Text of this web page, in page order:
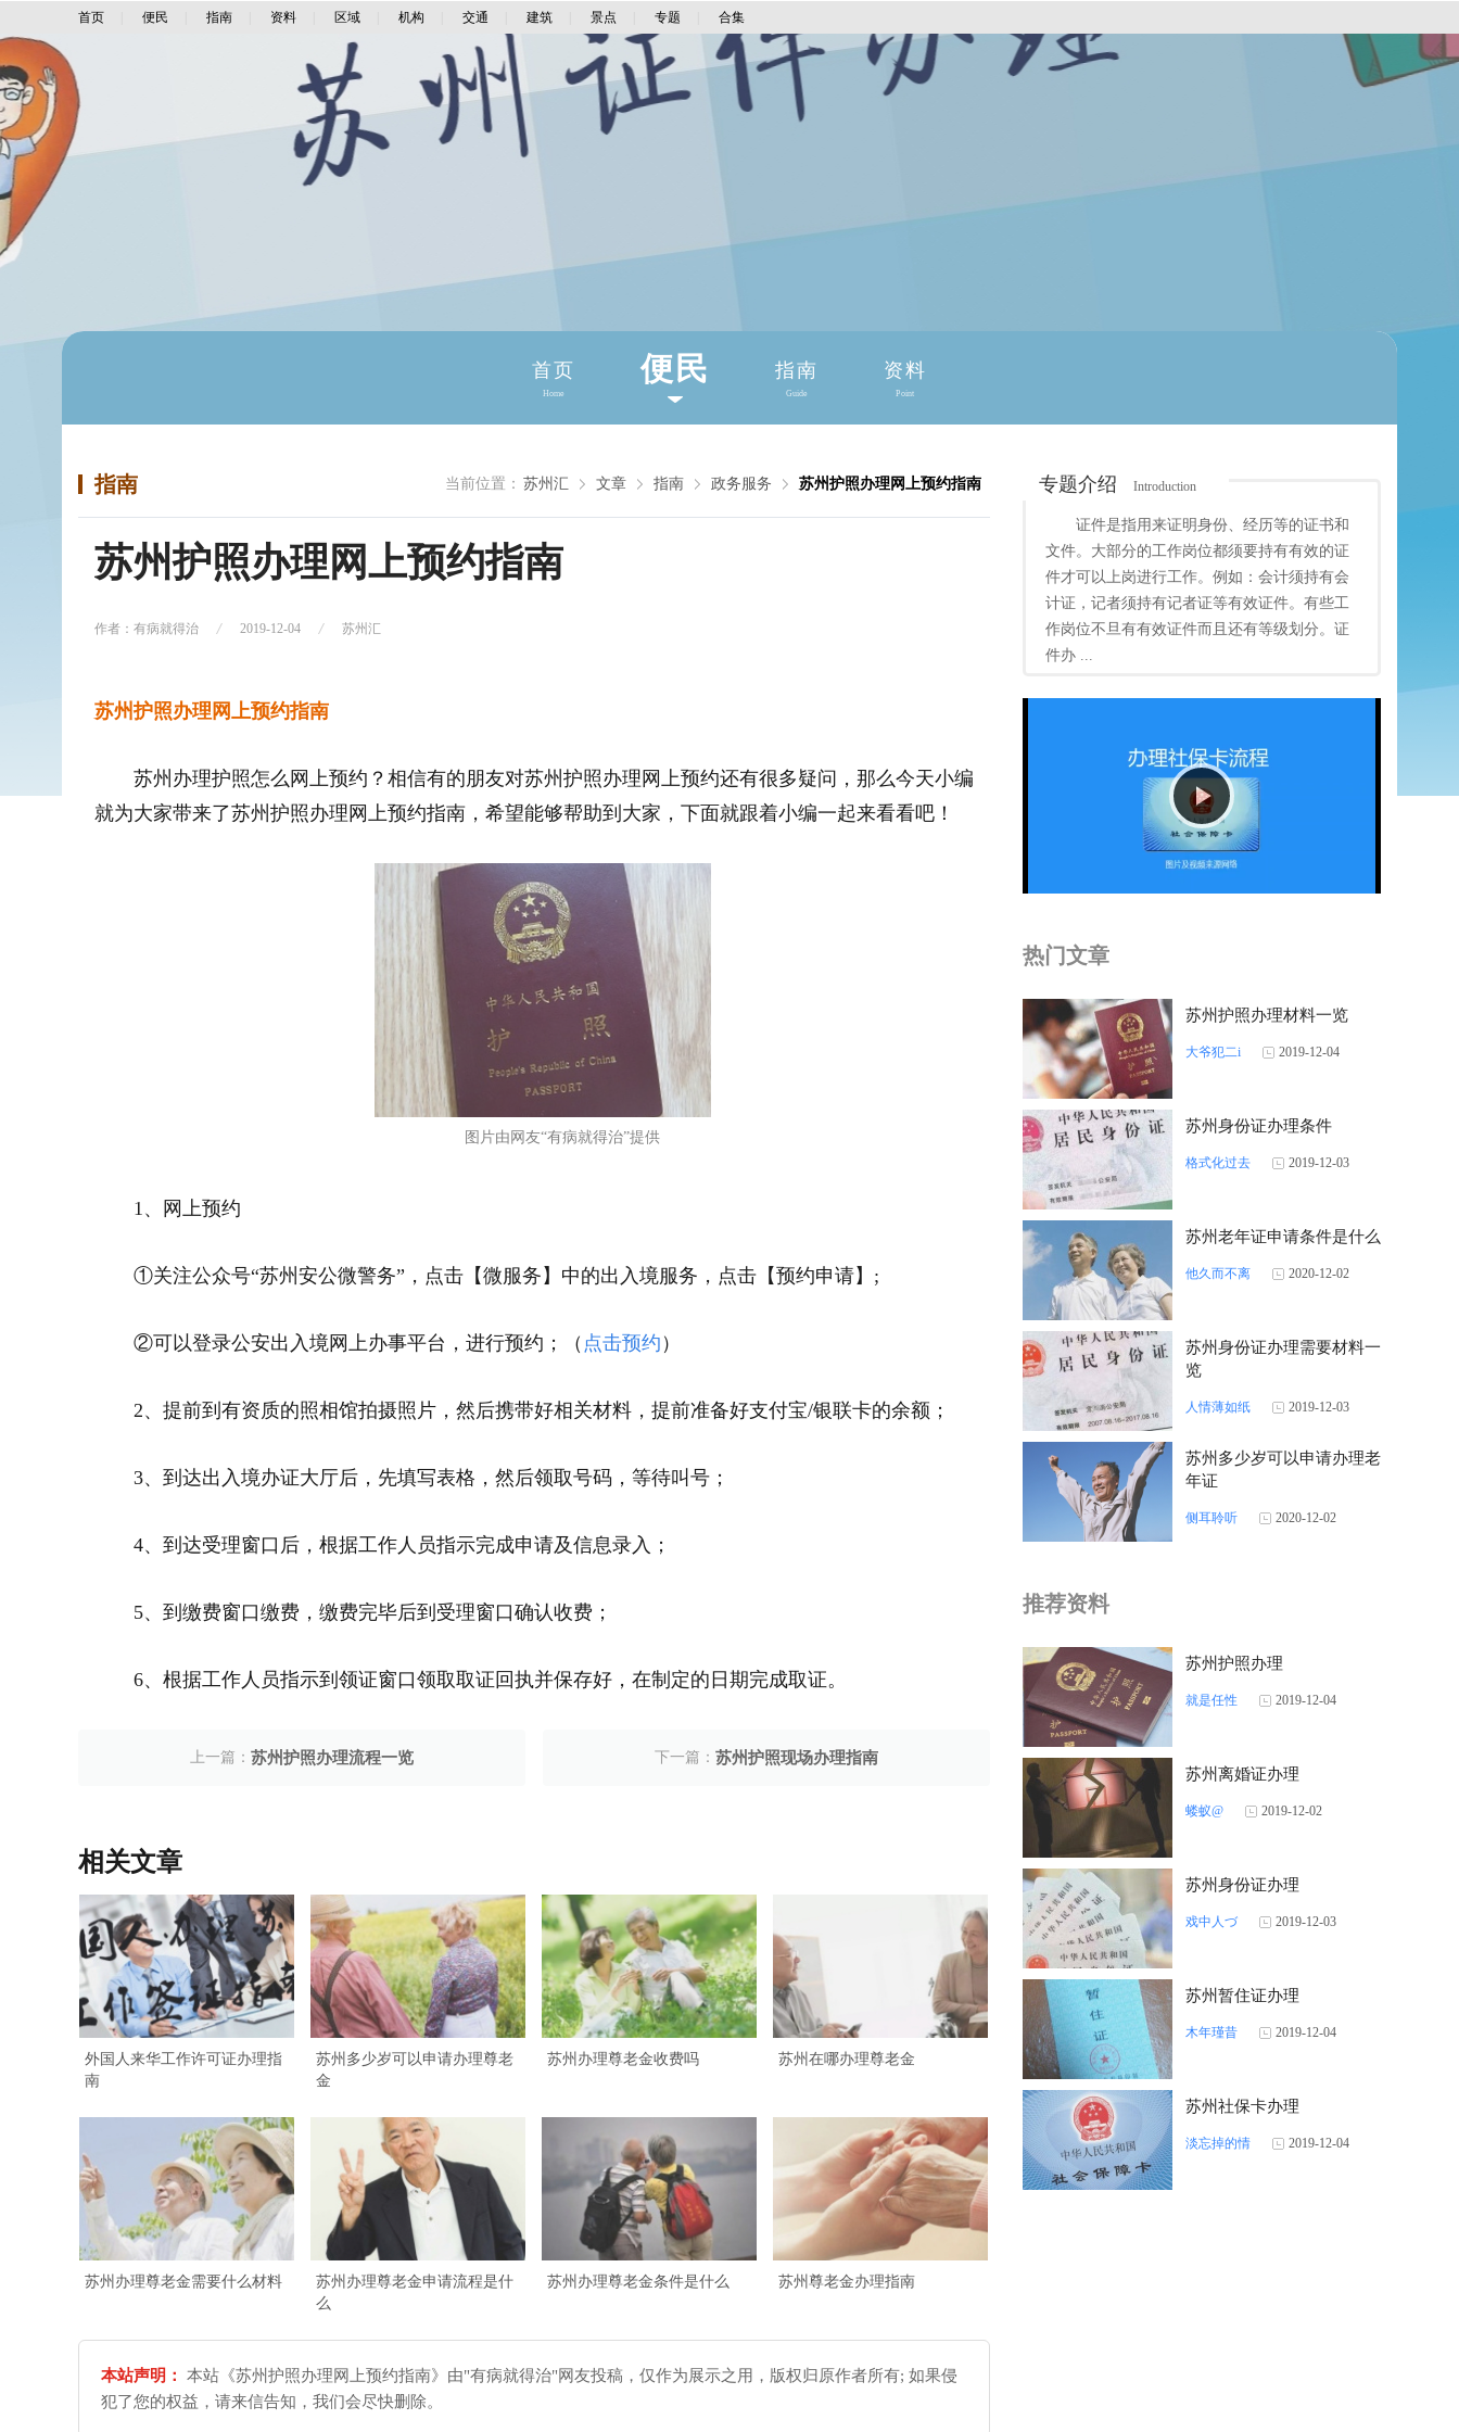
首页 便民 指南 资料 区域 机构 交通 建筑 景点 专题 合集
首页
Home
便民 指南
Guide
资料
Point
指南 当前位置： 苏州汇 文章 指南 政务服务 苏州护照办理网上预约指南
苏州护照办理网上预约指南
作者：有病就得治 2019-12-04 苏州汇
苏州护照办理网上预约指南
苏州办理护照怎么网上预约？相信有的朋友对苏州护照办理网上预约还有很多疑问，那么今天小编
就为大家带来了苏州护照办理网上预约指南，希望能够帮助到大家，下面就跟着小编一起来看看吧！
图片由网友“有病就得治”提供
1、网上预约
①关注公众号“苏州安公微警务”，点击【微服务】中的出入境服务，点击【预约申请】;
②可以登录公安出入境网上办事平台，进行预约；（ 点击预约 ）
2、提前到有资质的照相馆拍摄照片，然后携带好相关材料，提前准备好支付宝/银联卡的余额；
3、到达出入境办证大厅后，先填写表格，然后领取号码，等待叫号；
4、到达受理窗口后，根据工作人员指示完成申请及信息录入；
5、到缴费窗口缴费，缴费完毕后到受理窗口确认收费；
6、根据工作人员指示到领证窗口领取取证回执并保存好，在制定的日期完成取证。
上一篇： 苏州护照办理流程一览 下一篇：苏州护照现场办理指南
相关文章
外国人来华工作许可证办理指
南
苏州多少岁可以申请办理尊老
金
苏州办理尊老金收费吗 苏州在哪办理尊老金
苏州办理尊老金需要什么材料
苏州办理尊老金申请流程是什
么
苏州办理尊老金条件是什么 苏州尊老金办理指南
本站声明：
本站《苏州护照办理网上预约指南》由"有病就得治"网友投稿，仅作为展示之用，版权归原作者所有; 如果侵
犯了您的权益，请来信告知，我们会尽快删除。
专题介绍 Introduction
证件是指用来证明身份、经历等的证书和
文件。大部分的工作岗位都须要持有有效的证
件才可以上岗进行工作。例如：会计须持有会
计证，记者须持有记者证等有效证件。有些工
作岗位不旦有有效证件而且还有等级划分。证
件办 ...
Play
Video
热门文章
苏州护照办理材料一览
大爷犯二i 2019-12-04
苏州身份证办理条件
格式化过去 2019-12-03
苏州老年证申请条件是什么
他久而不离 2020-12-02
苏州身份证办理需要材料一
览
人情薄如纸 2019-12-03
苏州多少岁可以申请办理老
年证
侧耳聆听 2020-12-02
推荐资料
苏州护照办理
就是任性 2019-12-04
苏州离婚证办理
蝼蚁@ 2019-12-02
苏州身份证办理
戏中人づ 2019-12-03
苏州暂住证办理
木年瑾昔 2019-12-04
苏州社保卡办理
淡忘掉的情 2019-12-04